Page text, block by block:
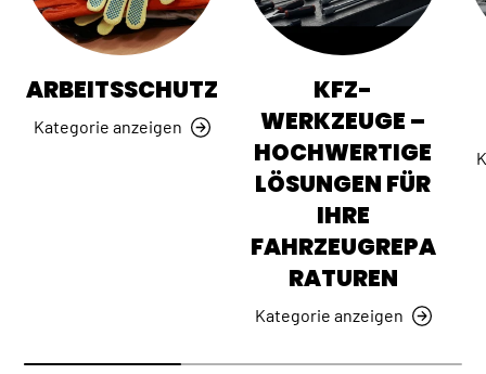
ARBEITSSCHUTZ
Kategorie anzeigen
KFZ-
WERKZEUGE –
HOCHWERTIGE
LÖSUNGEN FÜR
IHRE
FAHRZEUGREPA
RATUREN
Kategorie anzeigen